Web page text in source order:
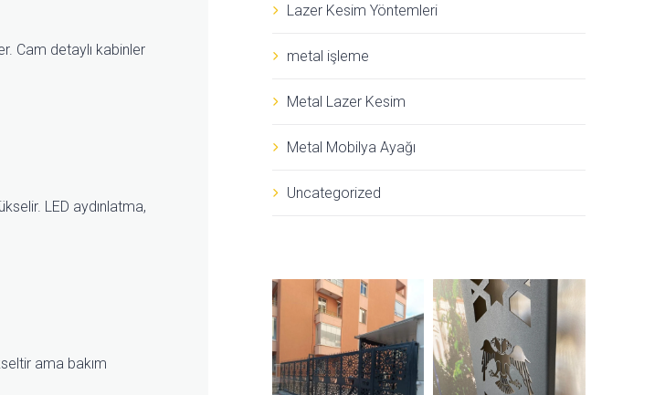
Cam detaylı kabinler
LED aydınlatma,
ama bakım
Lazer Kesim Yöntemleri
metal işleme
Metal Lazer Kesim
Metal Mobilya Ayağı
Uncategorized